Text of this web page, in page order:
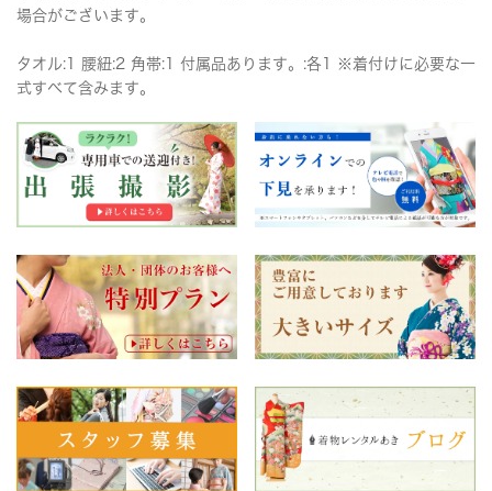
場合がございます。
タオル:1 腰紐:2 角帯:1 付属品あります。:各1 ※着付けに必要な一
式すべて含みます。